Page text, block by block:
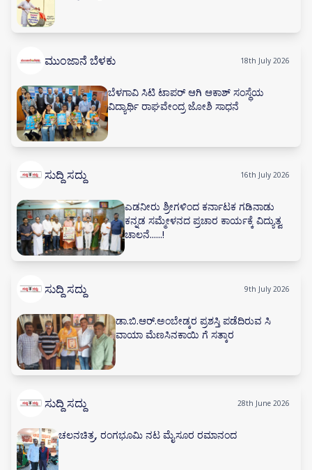
ಮುಂಜಾನೆ ಬೆಳಕು 18th July 2026
ಬೆಳಗಾವಿ ಸಿಟಿ ಟಾಪರ್ ಆಗಿ ಆಕಾಶ್ ಸಂಸ್ಥೆಯ
ವಿದ್ಯಾರ್ಥಿ ರಾಘವೇಂದ್ರ ಜೋಶಿ ಸಾಧನೆ
ಸುದ್ದಿ ಸದ್ದು 16th July 2026
ಎಡನೀರು ಶ್ರೀಗಳಿಂದ ಕರ್ನಾಟಕ ಗಡಿನಾಡು
ಕನ್ನಡ ಸಮ್ಮೇಳನದ ಪ್ರಚಾರ ಕಾರ್ಯಕ್ಕೆ ವಿದ್ಯುತ್ವ
ಚಾಲನೆ......!
ಸುದ್ದಿ ಸದ್ದು 9th July 2026
ಡಾ.ಬಿ.ಆರ್.ಅಂಬೇಡ್ಕರ ಪ್ರಶಸ್ತಿ ಪಡೆದಿರುವ ಸಿ
ವಾಯಾ ಮೆಣಸಿನಕಾಯಿ ಗೆ ಸತ್ಕಾರ
ಸುದ್ದಿ ಸದ್ದು 28th June 2026
ಚಲನಚಿತ್ರ, ರಂಗಭೂಮಿ ನಟ ಮೈಸೂರ ರಮಾನಂದ